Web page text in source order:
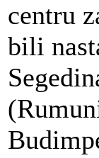
centru
bili